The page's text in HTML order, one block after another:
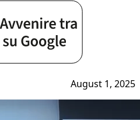
August 1, 2025